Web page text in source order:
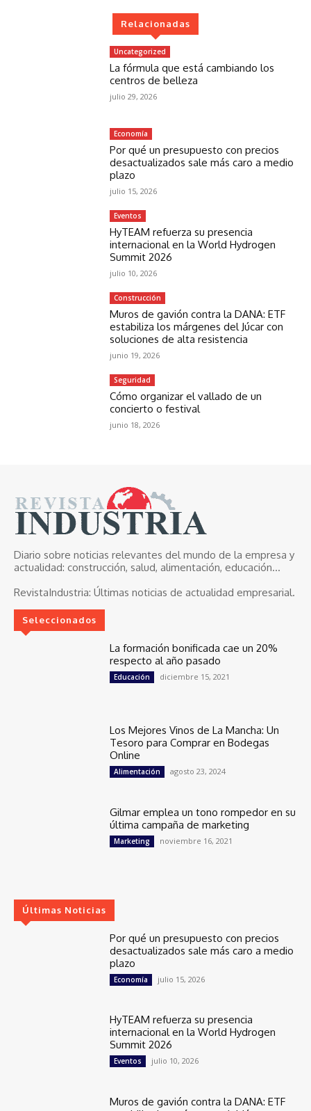
Relacionadas
Uncategorized
La fórmula que está cambiando los
centros de belleza
julio 29, 2026
Economía
Por qué un presupuesto con precios
desactualizados sale más caro a medio
plazo
julio 15, 2026
Eventos
HyTEAM refuerza su presencia
internacional en la World Hydrogen
Summit 2026
julio 10, 2026
Construcción
Muros de gavión contra la DANA: ETF
estabiliza los márgenes del Júcar con
soluciones de alta resistencia
junio 19, 2026
Seguridad
Cómo organizar el vallado de un
concierto o festival
junio 18, 2026
Diario sobre noticias relevantes del mundo de la empresa y
actualidad: construcción, salud, alimentación, educación...
RevistaIndustria: Últimas noticias de actualidad empresarial.
Seleccionados
La formación bonificada cae un 20%
respecto al año pasado
Educación diciembre 15, 2021
Los Mejores Vinos de La Mancha: Un
Tesoro para Comprar en Bodegas
Online
Alimentación agosto 23, 2024
Gilmar emplea un tono rompedor en su
última campaña de marketing
Marketing noviembre 16, 2021
Últimas Noticias
Por qué un presupuesto con precios
desactualizados sale más caro a medio
plazo
Economía julio 15, 2026
HyTEAM refuerza su presencia
internacional en la World Hydrogen
Summit 2026
Eventos julio 10, 2026
Muros de gavión contra la DANA: ETF